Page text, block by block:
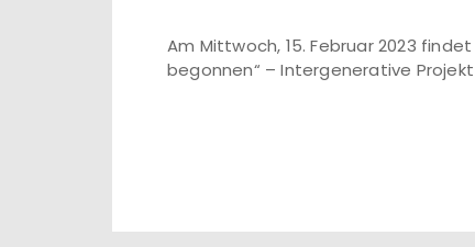
Am Mittwoch, 15. Februar 2023
begonnen“ – Intergenerative